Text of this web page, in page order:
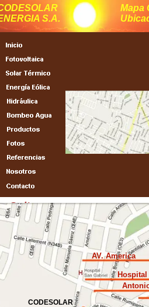
Ubicacion Quito Ecuador Sudamerica
Quito
AV. America
CODESOLAR
Mapa
S.A.